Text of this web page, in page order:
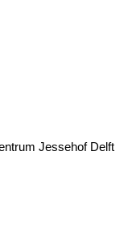
Jessehof Delft